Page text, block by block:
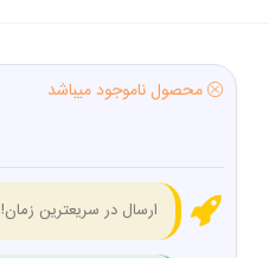
محصول ناموجود میباشد
ارسال در سریعترین زمان!